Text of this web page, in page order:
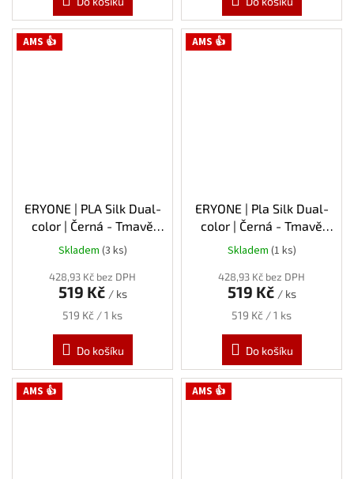
AMS 👍
ERYONE | PLA Silk Dual-
color | Černá - Tmavě
zelená | 1.75mm | 1kg
Skladem (3 ks)
428,93 Kč bez DPH
519 Kč / ks
Měrná
519 Kč / 1 ks
Do košíku
AMS 👍
ERYONE | Pla Silk Dual-
color | Černá - Tmavě
zlatá | 1.75mm | 1kg
Skladem (1 ks)
428,93 Kč bez DPH
519 Kč / ks
Měrná
519 Kč / 1 ks
Do košíku
AMS 👍 AMS 👍